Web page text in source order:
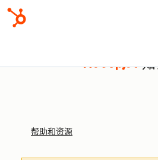
帮助和资源